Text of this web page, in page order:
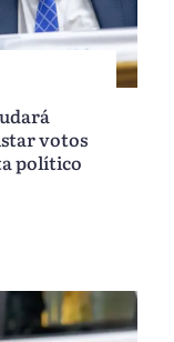
votos
político